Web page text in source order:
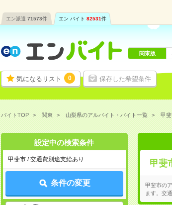
エン派遣 71573件 エン バイト 82531件
気になるリスト 0 保存した希望条件
関東版
バイトTOP 関東 山梨県のアルバイト・バイト一覧 甲
設定中の検索条件
甲斐市 / 交通費別途支給あり
条件の変更
甲斐
甲斐市の
ます。交